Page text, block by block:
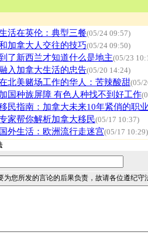
活在英伦：典型三餐(05/24 09:57)
加拿大人交往的技巧(05/24 09:50)
了新西兰才知道什么是地主(05/23
入加拿大生活的忠告(05/20 14:24)
北美赌场工作的华人：苦辣酸甜(05/
加国种族屏障 有色人种找不到好工作
民指南：加拿大未来10年紧俏的职业
家帮你解析加拿大移民(05/17 10:37)
国外生活：欧洲流行走迷宫(05/17 10:29)
为您所发的言论的后果负责，故请各位遵纪守